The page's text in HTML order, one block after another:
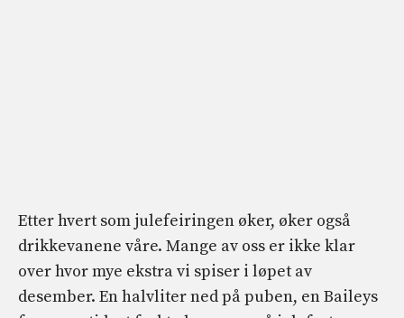
Etter hvert som julefeiringen øker, øker også
drikkevanene våre. Mange av oss er ikke klar
over hvor mye ekstra vi spiser i løpet av
desember. En halvliter ned på puben, en Baileys